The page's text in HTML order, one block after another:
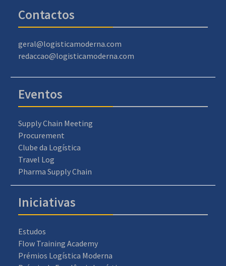
Contactos
geral@logisticamoderna.com
redaccao@logisticamoderna.com
Eventos
Supply Chain Meeting
Procurement
Clube da Logística
Travel Log
Pharma Supply Chain
Iniciativas
Estudos
Flow Training Academy
Prémios Logística Moderna